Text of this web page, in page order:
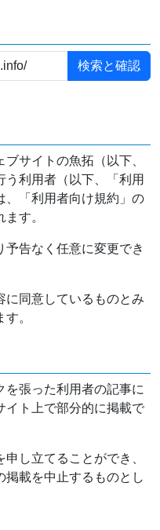
ブサイトの魚拓（以下、
う利用者（以下、「利用
、「利用者向け規約」の
す。
告なく任意に変更でき
に同意しているものとみ
。
を張った利用者の記事に
イト上で部分的に掲載で
し立てることができ、
掲載を中止するものとし